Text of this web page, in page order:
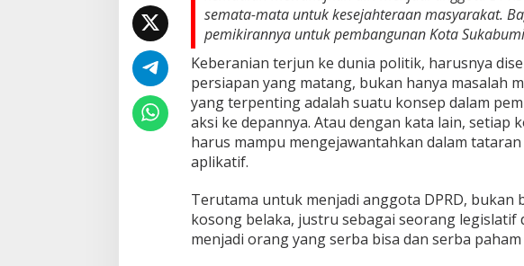
g
D
R
D
K
o
t
a
k
a
b
u
semata-mata untuk kesejahteraan masyarakat.
pemikirannya untuk pembangunan Kota
Keberanian terjun ke dunia politik, harusnya
persiapan yang matang, bukan hanya masalah
yang terpenting adalah suatu konsep dalam
aksi ke depannya. Atau dengan kata lain, setiap
harus mampu mengejawantahkan dalam
aplikatif.
Terutama untuk menjadi anggota DPRD, bukan
kosong belaka, justru sebagai seorang legislatif
menjadi orang yang serba bisa dan serba